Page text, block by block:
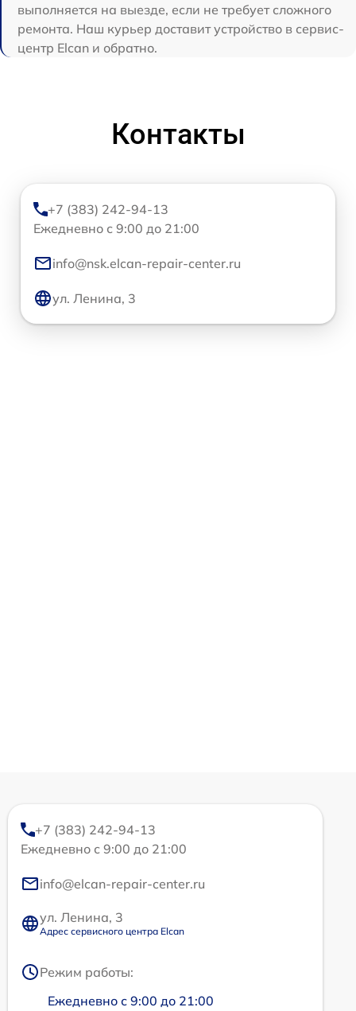
выполняется на выезде, если не требует сложного
ремонта. Наш курьер доставит устройство в сервис-
центр Elcan и обратно.
Контакты
+7 (383) 242-94-13
Ежедневно с 9:00 до 21:00
info@nsk.elcan-repair-center.ru
ул. Ленина, 3
+7 (383) 242-94-13
Ежедневно с 9:00 до 21:00
info@elcan-repair-center.ru
ул. Ленина, 3
Адрес сервисного центра Elcan
Режим работы:
Ежедневно с 9:00 до 21:00